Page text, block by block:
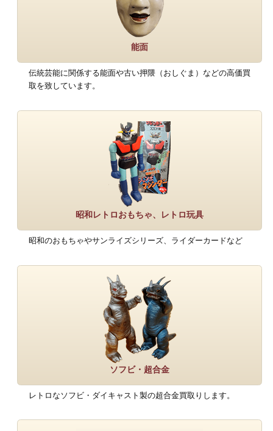
能面
伝統芸能に関係する能面や古い押隈（おしぐま）などの高価買
取を致しています。
昭和レトロおもちゃ、レトロ玩具
昭和のおもちゃやサンライズシリーズ、ライダーカードなど
ソフビ・超合金
レトロなソフビ・ダイキャスト製の超合金買取りします。